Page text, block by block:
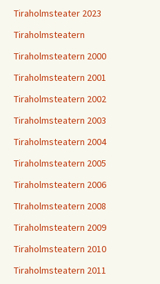
Tiraholmsteater 2023
Tiraholmsteatern
Tiraholmsteatern 2000
Tiraholmsteatern 2001
Tiraholmsteatern 2002
Tiraholmsteatern 2003
Tiraholmsteatern 2004
Tiraholmsteatern 2005
Tiraholmsteatern 2006
TIraholmsteatern 2008
Tiraholmsteatern 2009
Tiraholmsteatern 2010
Tiraholmsteatern 2011